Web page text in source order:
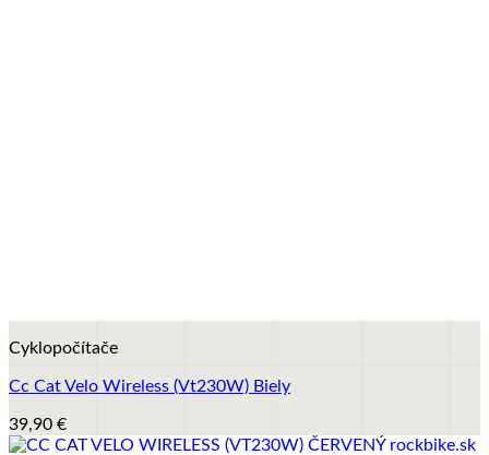
Cyklopočítače
Cc Cat Velo Wireless (Vt230W) Biely
39,90 €